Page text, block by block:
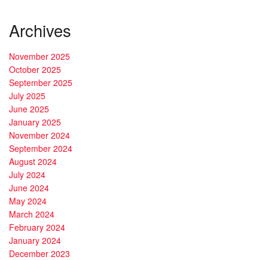
Archives
November 2025
October 2025
September 2025
July 2025
June 2025
January 2025
November 2024
September 2024
August 2024
July 2024
June 2024
May 2024
March 2024
February 2024
January 2024
December 2023